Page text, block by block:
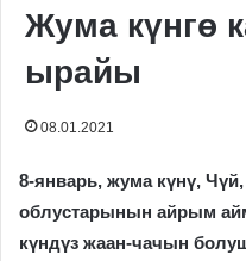
Жума күнгө
ырайы
08.01.2021
8-январь, жума күнү,
облустарынын айрым
күндүз жаан-чачын